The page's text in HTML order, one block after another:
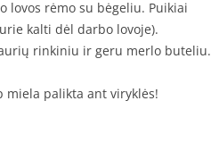
lovos rėmo su bėgeliu. Puikiai
kalti dėl darbo lovoje).
rinkiniu ir geru merlo buteliu.
miela palikta ant viryklės!